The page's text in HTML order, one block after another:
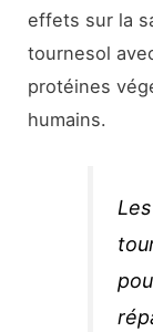
effets sur la
tournesol
protéines
humains.